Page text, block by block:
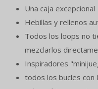
Una caja excepcional
Hebillas y rellenos
Todos los loops no
mezclarlos
Inspiradores
todos los bucles con